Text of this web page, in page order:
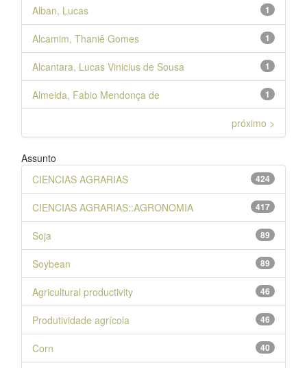
1
Alban, Lucas
1
Alcamim, Thaniê Gomes
1
Alcantara, Lucas Vinicius de Sousa
1
Almeida, Fabio Mendonça de
próximo >
Assunto
424
CIENCIAS AGRARIAS
417
CIENCIAS AGRARIAS::AGRONOMIA
89
Soja
89
Soybean
46
Agricultural productivity
46
Produtividade agrícola
40
Corn